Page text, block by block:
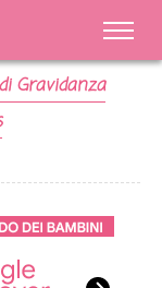
Gravidanza